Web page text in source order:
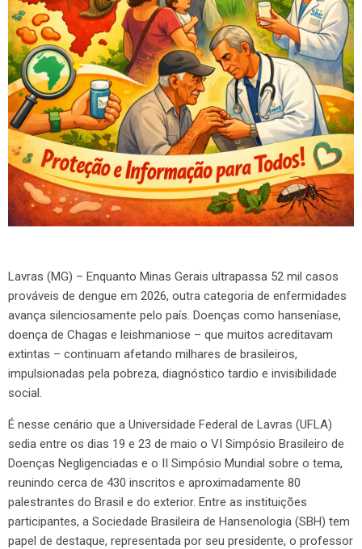
Lavras (MG) – Enquanto Minas Gerais ultrapassa 52 mil casos
prováveis de dengue em 2026, outra categoria de enfermidades
avança silenciosamente pelo país. Doenças como hanseníase,
doença de Chagas e leishmaniose – que muitos acreditavam
extintas – continuam afetando milhares de brasileiros,
impulsionadas pela pobreza, diagnóstico tardio e invisibilidade
social.
É nesse cenário que a Universidade Federal de Lavras (UFLA)
sedia entre os dias 19 e 23 de maio o VI Simpósio Brasileiro de
Doenças Negligenciadas e o II Simpósio Mundial sobre o tema,
reunindo cerca de 430 inscritos e aproximadamente 80
palestrantes do Brasil e do exterior. Entre as instituições
participantes, a Sociedade Brasileira de Hansenologia (SBH) tem
papel de destaque, representada por seu presidente, o professor